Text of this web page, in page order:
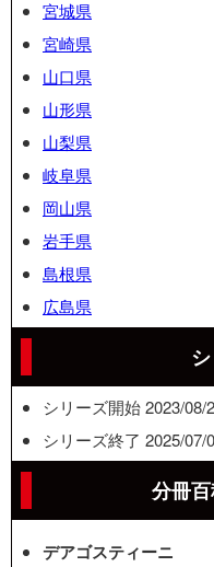
宮城県
宮崎県
山口県
山形県
山梨県
岐阜県
岡山県
岩手県
島根県
広島県
シリーズ開始 2023/08/
シリーズ終了 2025/07/
分冊
デアゴスティーニ